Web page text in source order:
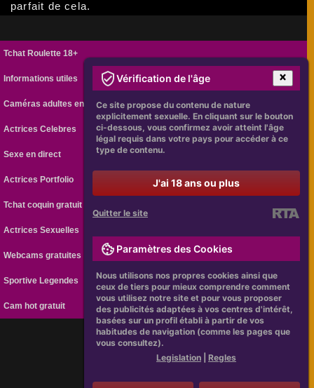
parfait de cela.
Tchat Roulette 18+
Informations utiles
Caméras adultes en ligne
Actrices Celebres
Sexe en direct
Actrices Portfolio
Tchat coquin gratuit
Actrices Sexuelles
Webcams gratuites
Sportive Legendes
Cam hot gratuit
]
Vérification de l'âge
Ce site propose du contenu de nature
explicitement sexuelle. En cliquant sur le bouton
ci-dessous, vous confirmez avoir atteint l'âge
légal requis dans votre pays pour accéder à ce
type de contenu.
J'ai 18 ans ou plus
Quitter le site
Paramètres des Cookies
Nous utilisons nos propres cookies ainsi que
ceux de tiers pour mieux comprendre comment
vous utilisez notre site et pour vous proposer
des publicités adaptées à vos centres d'intérêt,
basées sur un profil établi à partir de vos
habitudes de navigation (comme les pages que
vous consultez).
Legislation
Regles